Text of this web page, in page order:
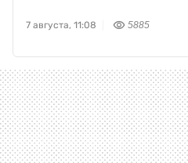
7 августа, 11:08 5885